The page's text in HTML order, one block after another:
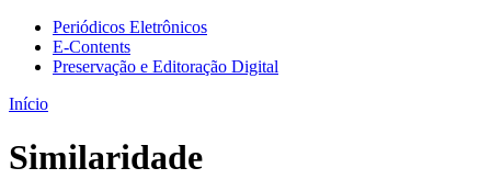
Periódicos Eletrônicos
E-Contents
Preservação e Editoração Digital
Início
Similaridade